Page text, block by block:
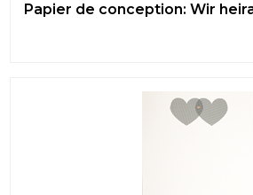
Papier de conception: Wir